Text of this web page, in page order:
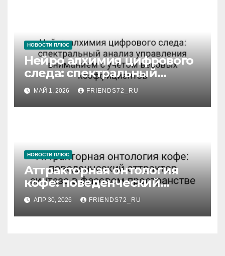
НОВОСТИ ПЛЮС
Нейро алхимия цифрового
следа: спектральный
анализ управления
вниманием с учётом
весовых коэффициентов
МАЙ 1, 2026 FRIENDS72_RU
НОВОСТИ ПЛЮС
Аттракторная онтология
кофе: поведенческий
аттрактор синтеза в
фазовом пространстве
АПР 30, 2026 FRIENDS72_RU